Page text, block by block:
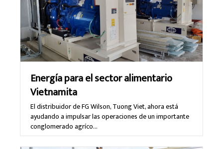
Energía para el sector alimentario
Vietnamita
El distribuidor de FG Wilson, Tuong Viet, ahora está
ayudando a impulsar las operaciones de un importante
conglomerado agríco…